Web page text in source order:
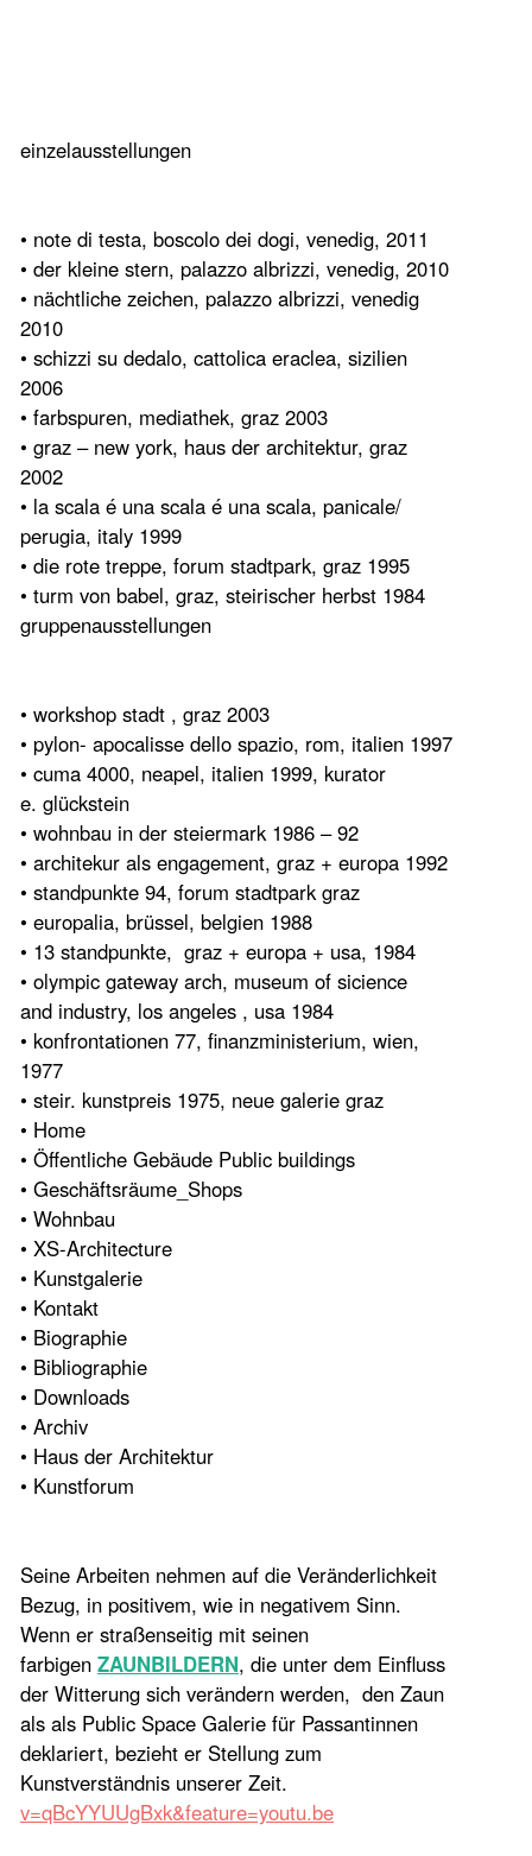
einzelausstellungen
• note di testa, boscolo dei dogi, venedig, 2011
• der kleine stern, palazzo albrizzi, venedig, 2010
• nächtliche zeichen, palazzo albrizzi, venedig
2010
• schizzi su dedalo, cattolica eraclea, sizilien
2006
• farbspuren, mediathek, graz 2003
• graz – new york, haus der architektur, graz
2002
• la scala é una scala é una scala, panicale/
perugia, italy 1999
• die rote treppe, forum stadtpark, graz 1995
• turm von babel, graz, steirischer herbst 1984
gruppenausstellungen
• workshop stadt , graz 2003
• pylon- apocalisse dello spazio, rom, italien 1997
• cuma 4000, neapel, italien 1999, kurator
e. glückstein
• wohnbau in der steiermark 1986 – 92
• architekur als engagement, graz + europa 1992
• standpunkte 94, forum stadtpark graz
• europalia, brüssel, belgien 1988
• 13 standpunkte, graz + europa + usa, 1984
• olympic gateway arch, museum of sicience
and industry, los angeles , usa 1984
• konfrontationen 77, finanzministerium, wien,
1977
• steir. kunstpreis 1975, neue galerie graz
• Home
• Öffentliche Gebäude Public buildings
• Geschäftsräume_Shops
• Wohnbau
• XS-Architecture
• Kunstgalerie
• Kontakt
• Biographie
• Bibliographie
• Downloads
• Archiv
• Haus der Architektur
• Kunstforum
Seine Arbeiten nehmen auf die Veränderlichkeit
Bezug, in positivem, wie in negativem Sinn.
Wenn er straßenseitig mit seinen
farbigenZAUNBILDERN, die unter dem Einfluss
der Witterung sich verändern werden, den Zaun
als als Public Space Galerie für Passantinnen
deklariert, bezieht er Stellung zum
Kunstverständnis unserer Zeit.
v=qBcYYUUgBxk&feature=youtu.be